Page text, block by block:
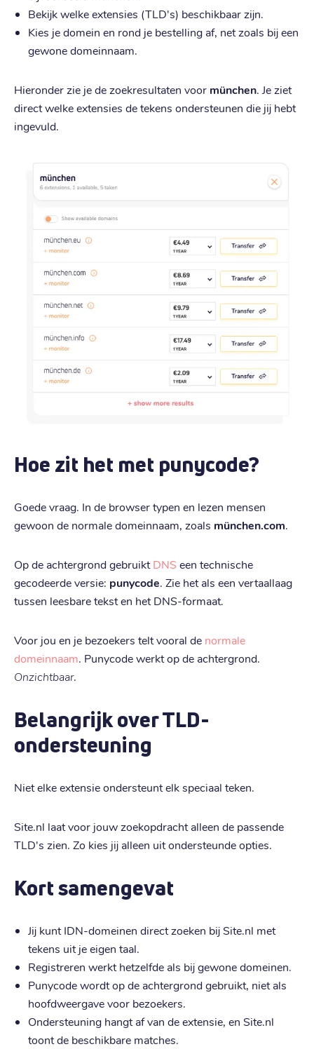
Bekijk welke extensies (TLD's) beschikbaar zijn.
Kies je domein en rond je bestelling af, net zoals bij een
gewone domeinnaam.
Hieronder zie je de zoekresultaten voor münchen. Je ziet
direct welke extensies de tekens ondersteunen die jij hebt
ingevuld.
Hoe zit het met punycode?
Goede vraag. In de browser typen en lezen mensen
gewoon de normale domeinnaam, zoals münchen.com.
Op de achtergrond gebruiktDNS een technische
gecodeerde versie: punycode. Zie het als een vertaallaag
tussen leesbare tekst en het DNS-formaat.
Voor jou en je bezoekers telt vooral de normale
domeinnaam. Punycode werkt op de achtergrond.
Onzichtbaar.
Belangrijk over TLD-
ondersteuning
Niet elke extensie ondersteunt elk speciaal teken.
Site.nl laat voor jouw zoekopdracht alleen de passende
TLD's zien. Zo kies jij alleen uit ondersteunde opties.
Kort samengevat
Jij kunt IDN-domeinen direct zoeken bij Site.nl met
tekens uit je eigen taal.
Registreren werkt hetzelfde als bij gewone domeinen.
Punycode wordt op de achtergrond gebruikt, niet als
hoofdweergave voor bezoekers.
Ondersteuning hangt af van de extensie, en Site.nl
toont de beschikbare matches.